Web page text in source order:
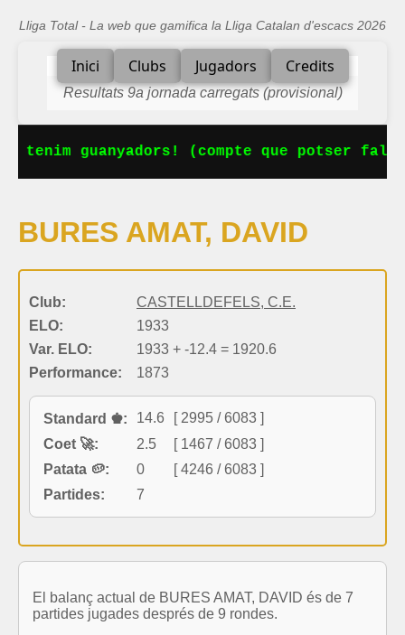
Lliga Total - La web que gamifica la Lliga Catalan d'escacs 2026
Inici Clubs Jugadors Credits
Resultats 9a jornada carregats (provisional)
tenim guanyadors! (compte que potser
BURES AMAT, DAVID
Club:
CASTELLDEFELS, C.E.
ELO:
1933
Var. ELO:
1933 + -12.4 = 1920.6
Performance:
1873
Standard ♚: 14.6
[ 2995 / 6083 ]
Coet 🚀:
2.5
[ 1467 / 6083 ]
Patata 🥔:
0
[ 4246 / 6083 ]
Partides:
7
El balanç actual de BURES AMAT, DAVID és de 7
partides jugades després de 9 rondes.